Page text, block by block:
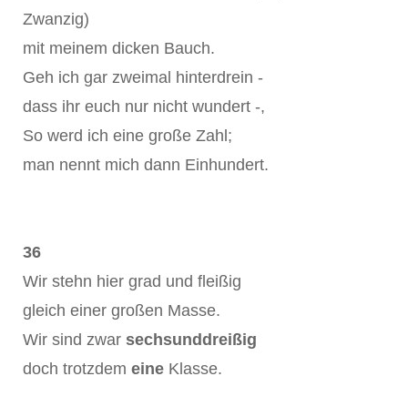
Zwanzig)
mit meinem dicken Bauch.
Geh ich gar zweimal hinterdrein -
dass ihr euch nur nicht wundert -,
So werd ich eine große Zahl;
man nennt mich dann Einhundert.
36
Wir stehn hier grad und fleißig
gleich einer großen Masse.
Wir sind zwar sechsunddreißig
doch trotzdem eine Klasse.